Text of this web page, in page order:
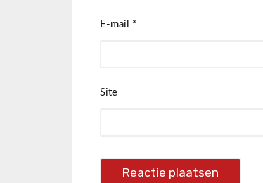
E-mail *
Site